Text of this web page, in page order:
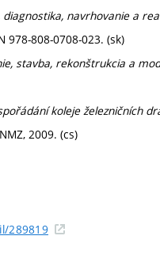
navrhovanie a
978-808-0708-023. (sk)
stavba, rekonštrukcia a
koleje železničních
2009. (cs)
289819